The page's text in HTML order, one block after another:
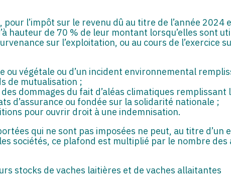
l’impôt sur le revenu dû au titre de l’année 2024
hauteur de 70 % de leur montant lorsqu’elles sont
sur l’exploitation, ou au cours de l’exercice
ou végétale ou d’un incident environnemental
de mutualisation ;
dommages du fait d’aléas climatiques
d’assurance ou fondée sur la solidarité nationale ;
pour ouvrir droit à une indemnisation.
qui ne sont pas imposées ne peut, au titre d’un
sociétés, ce plafond est multiplié par le nombre
stocks de vaches laitières et de vaches allaitantes